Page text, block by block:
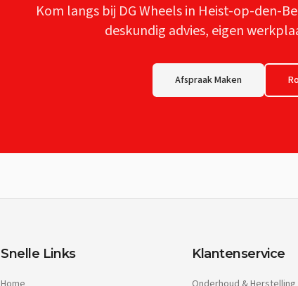
Kom langs bij DG Wheels in Heist-op-den-
deskundig advies, eigen
Afspraak Maken
Snelle Links Klantenservice